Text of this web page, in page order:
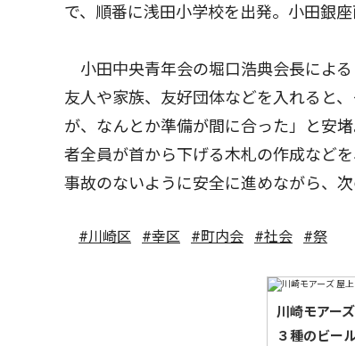
で、順番に浅田小学校を出発。小田銀座
小田中央青年会の堀口浩典会長によ
友人や家族、友好団体などを入れると
が、なんとか準備が間に合った」と安
者全員が首から下げる木札の作成など
事故のないように安全に進めながら、
#川崎区 #幸区 #町内会 #社会 #祭
川崎モアー
３種のビー